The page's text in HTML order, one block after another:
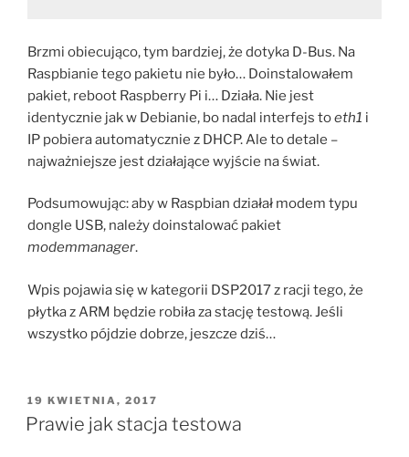
Brzmi obiecująco, tym bardziej, że dotyka D-Bus. Na
Raspbianie tego pakietu nie było… Doinstalowałem
pakiet, reboot Raspberry Pi i… Działa. Nie jest
identycznie jak w Debianie, bo nadal interfejs toeth1 i
IP pobiera automatycznie z DHCP. Ale to detale –
najważniejsze jest działające wyjście na świat.
Podsumowując: aby w Raspbian działał modem typu
dongle USB, należy doinstalować pakiet
modemmanager.
Wpis pojawia się w kategorii DSP2017 z racji tego, że
płytka z ARM będzie robiła za stację testową. Jeśli
wszystko pójdzie dobrze, jeszcze dziś…
OPUBLIKOWANE
W
19 KWIETNIA, 2017
Prawie jak stacja testowa